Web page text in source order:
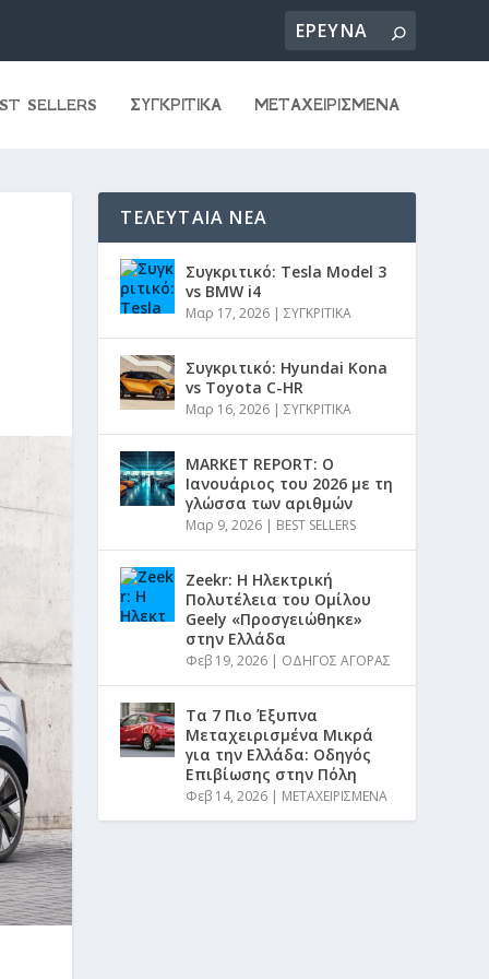
SELLERS ΣΥΓΚΡΙΤΙΚΑ ΜΕΤΑΧΕΙΡΙΣΜΕΝΑ
ΤΕΛΕΥΤΑΙΑ ΝΕΑ
Συγκριτικό: Tesla Model 3
vs BMW i4
Μαρ 17, 2026 |ΣΥΓΚΡΙΤΙΚΑ
Συγκριτικό: Hyundai Kona
vs Toyota C-HR
Μαρ 16, 2026 |ΣΥΓΚΡΙΤΙΚΑ
MARKET REPORT: Ο
Ιανουάριος του 2026 με τη
γλώσσα των αριθμών
Μαρ 9, 2026 | BEST SELLERS
Zeekr: Η Ηλεκτρική
Πολυτέλεια του Ομίλου
Geely «Προσγειώθηκε»
στην Ελλάδα
Φεβ 19, 2026 | ΟΔΗΓΟΣ ΑΓΟΡΑΣ
Τα 7 Πιο Έξυπνα
Μεταχειρισμένα Μικρά
για την Ελλάδα: Οδηγός
Επιβίωσης στην Πόλη
Φεβ 14, 2026 | ΜΕΤΑΧΕΙΡΙΣΜΕΝΑ